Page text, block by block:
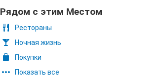
Рядом с этим Местом
Рестораны
Ночная жизнь
Покупки
Показать все